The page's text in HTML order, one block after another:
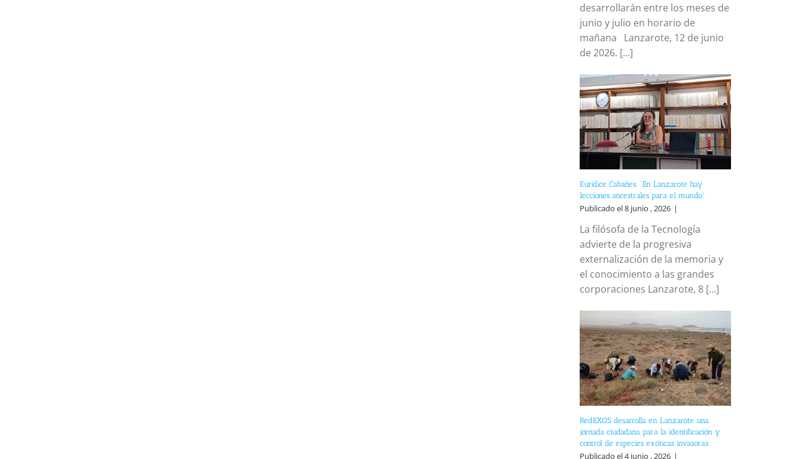
desarrollarán entre los meses de
junio y julio en horario de
mañana Lanzarote, 12 de junio
de 2026. [...]
Eurídice Cabañes: “En Lanzarote hay
lecciones ancestrales para el mundo”
Publicado el 8 junio , 2026 |
La filósofa de la Tecnología
advierte de la progresiva
externalización de la memoria y
el conocimiento a las grandes
corporaciones Lanzarote, 8 [...]
RedEXOS desarrolla en Lanzarote una
jornada ciudadana para la identificación y
control de especies exóticas invasoras
Publicado el 4 junio , 2026 |